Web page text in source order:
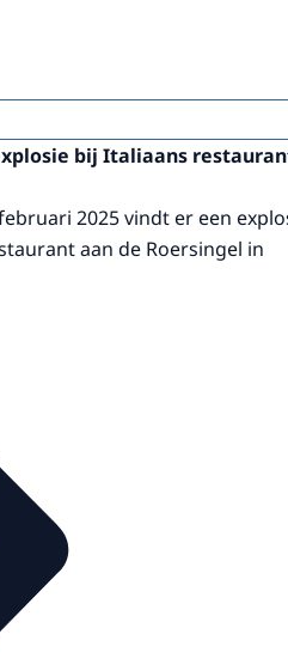
bij Italiaans
2025 vindt er een
aan de Roersingel in